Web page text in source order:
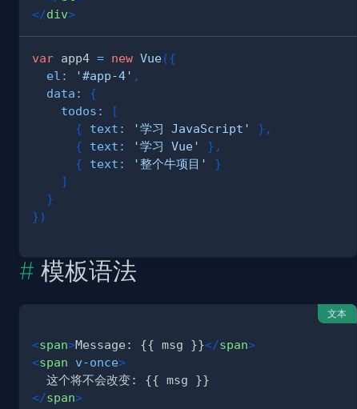
</div>
var app4 = new Vue({
el : '#app-4' ,
data :
{
todos :
[
{
text : '学习 JavaScript' } ,
{
text : '学习 Vue' } ,
{
text : '整个牛项目'
}
]
}
})
模板语法
文本
<span>Message: {{ msg }}</span>
<span v-once>
</span>